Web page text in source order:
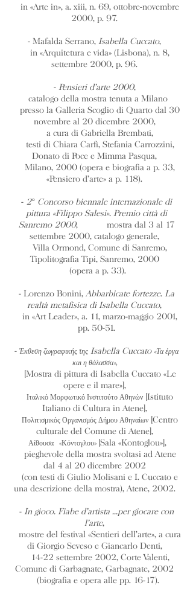
in «Arte in», a. xiii, n. 69, ottobre-novembre
2000, p. 97.
- Mafalda Serrano, Isabella Cuccato,
in «Arquitetura e vida» (Lisbona), n. 8,
settembre 2000, p. 96.
- Pensieri d’arte 2000,
catalogo della mostra tenuta a Milano
presso la Galleria Scoglio di Quarto dal 30
novembre al 20 dicembre 2000,
a cura di Gabriella Brembati,
testi di Chiara Carfì, Stefania Carrozzini,
Donato di Poce e Mimma Pasqua,
Milano, 2000 (opera e biografia a p. 33,
«Pensiero d’arte» a p. 118).
- 2° Concorso biennale internazionale di
pittura «Filippo Salesi». Premio città di
Sanremo 2000, mostra dal 3 al 17
settembre 2000, catalogo generale,
Villa Ormond, Comune di Sanremo,
Tipolitografia Tipi, Sanremo, 2000
(opera a p. 33).
- Lorenzo Bonini,Abbarbicate fortezze. La
realtà metafisica di Isabella Cuccato,
in «Art Leader», a. 11, marzo-maggio 2001,
pp. 50-51.
- Έκθεση ζωγραφικής της Isabella Cuccato «Τα έργα
και η θάλασσα»,
[Mostra di pittura di Isabella Cuccato «Le
opere e il mare»],
Ιταλικό Μορφωτικό Ινστιτούτο Αθηνών[Istituto
Italiano di Cultura in Atene],
Πολιτισμικός Οργανισμός Δήμου Αθηναίων[Centro
culturale del Comune di Atene],
Αίθουσα «Κόντογλου» [Sala «Kontoglou»],
pieghevole della mostra svoltasi ad Atene
dal 4 al 20 dicembre 2002
(con testi di Giulio Molisani e I. Cuccato e
una descrizione della mostra), Atene, 2002.
- In gioco. Fiabe d’artista ...per giocare con
l’arte,
mostre del festival «Sentieri dell’arte», a cura
di Giorgio Seveso e Giancarlo Denti,
14-22 settembre 2002, Corte Valenti,
Comune di Garbagnate, Garbagnate, 2002
(biografia e opera alle pp. 16-17).